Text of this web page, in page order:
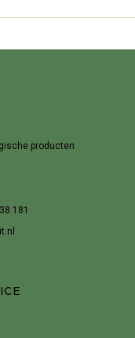
producten
181